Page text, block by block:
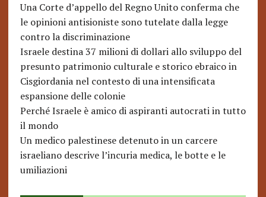
Una Corte d’appello del Regno Unito conferma che
le opinioni antisioniste sono tutelate dalla legge
contro la discriminazione
Israele destina 37 milioni di dollari allo sviluppo del
presunto patrimonio culturale e storico ebraico in
Cisgiordania nel contesto di una intensificata
espansione delle colonie
Perché Israele è amico di aspiranti autocrati in tutto
il mondo
Un medico palestinese detenuto in un carcere
israeliano descrive l’incuria medica, le botte e le
umiliazioni